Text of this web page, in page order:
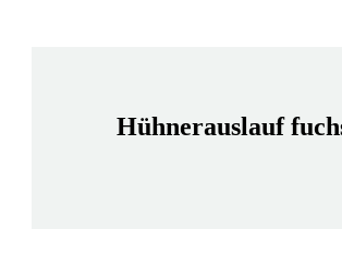
Hühnerauslauf